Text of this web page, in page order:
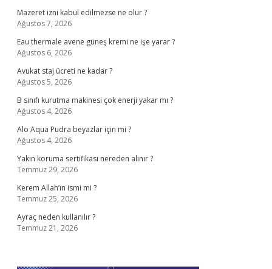
Mazeret izni kabul edilmezse ne olur ?
Ağustos 7, 2026
Eau thermale avene güneş kremi ne işe yarar ?
Ağustos 6, 2026
Avukat staj ücreti ne kadar ?
Ağustos 5, 2026
B sınıfı kurutma makinesi çok enerji yakar mı ?
Ağustos 4, 2026
Alo Aqua Pudra beyazlar için mi ?
Ağustos 4, 2026
Yakın koruma sertifikası nereden alınır ?
Temmuz 29, 2026
Kerem Allah’ın ismi mi ?
Temmuz 25, 2026
Ayraç neden kullanılır ?
Temmuz 21, 2026